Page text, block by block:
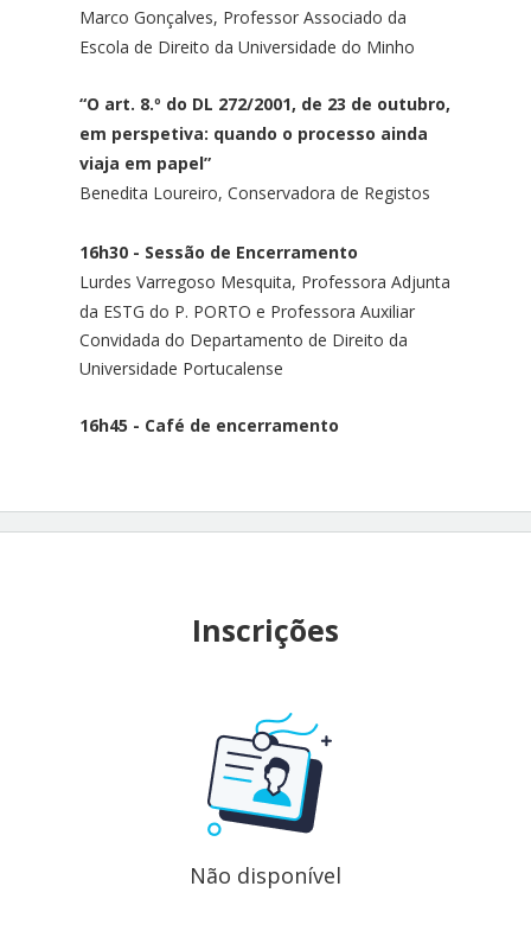
Marco Gonçalves, Professor Associado da
Escola de Direito da Universidade do Minho
“O art. 8.º do DL 272/2001, de 23 de outubro,
em perspetiva: quando o processo ainda
viaja em papel”
Benedita Loureiro,Conservadora de Registos
16h30 - Sessão de Encerramento
Lurdes Varregoso Mesquita, Professora Adjunta
da ESTG do P. PORTO e Professora Auxiliar
Convidada do Departamento de Direito da
Universidade Portucalense
16h45 - Café de encerramento
Inscrições
Não disponível